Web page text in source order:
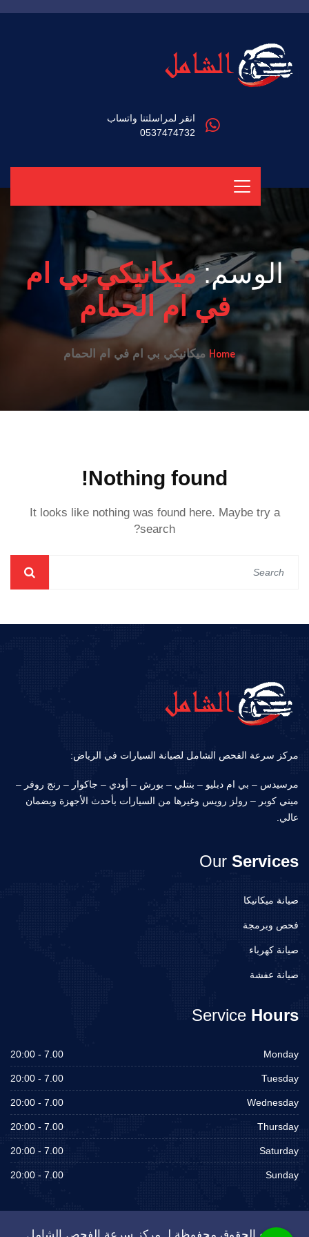
انقر لمراسلتنا واتساب
0537474732
الوسم:ميكانيكي بي ام
في ام الحمام
Home ميكانيكي بي ام في ام الحمام
Nothing found!
It looks like nothing was found here. Maybe try a
search?
مركز سرعة الفحص الشامل لصيانة السيارات في الرياض:
مرسيدس – بي ام دبليو – بنتلي – بورش – أودي – جاكوار – رنج روفر –
ميني كوبر – رولز رويس وغيرها من السيارات بأحدث الأجهزة وبضمان
عالي.
Our Services
صيانة ميكانيكا
فحص وبرمجة
صيانة كهرباء
صيانة عفشة
Service Hours
Monday
7.00 - 20:00
Tuesday
7.00 - 20:00
Wednesday
7.00 - 20:00
Thursday
7.00 - 20:00
Saturday
7.00 - 20:00
Sunday
7.00 - 20:00